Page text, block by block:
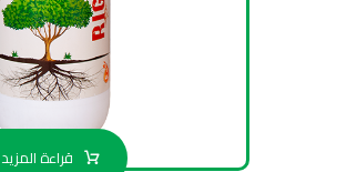
قراءة المزيد